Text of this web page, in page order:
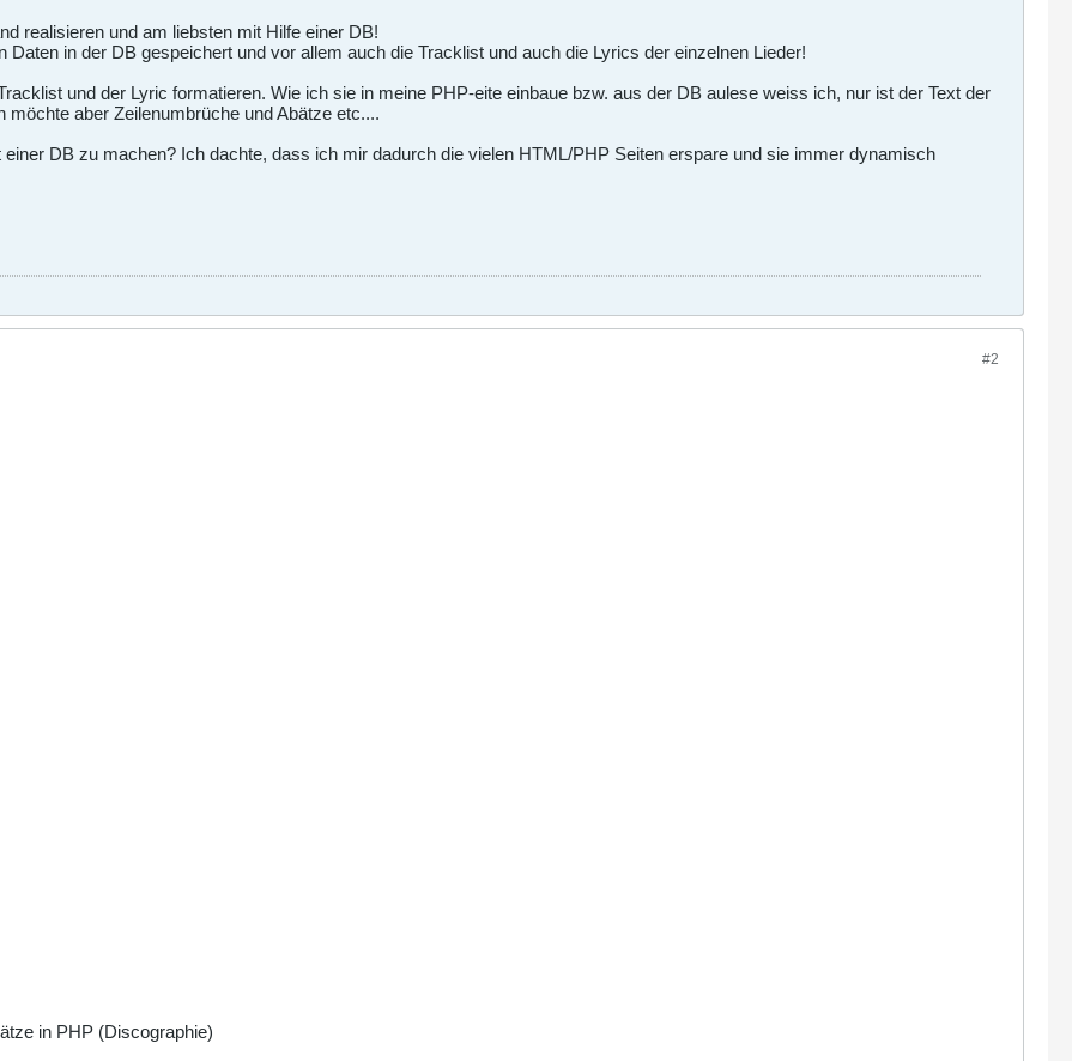
realisieren und am liebsten mit Hilfe einer DB!
Daten in der DB gespeichert und vor allem auch die Tracklist und auch die Lyrics der einzelnen Lieder!
und der Lyric formatieren. Wie ich sie in meine PHP-eite einbaue bzw. aus der DB aulese weiss ich, nur ist der Text der
möchte aber Zeilenumbrüche und Abätze etc....
DB zu machen? Ich dachte, dass ich mir dadurch die vielen HTML/PHP Seiten erspare und sie immer dynamisch
#2
in PHP (Discographie)